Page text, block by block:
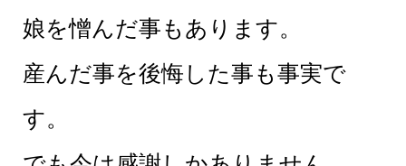
娘を憎んだ事もあります。
産んだ事を後悔した事も事実で
す。